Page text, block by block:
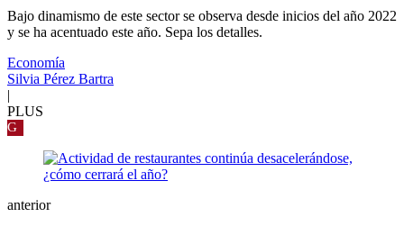
Bajo dinamismo de este sector se observa desde inicios del año 2022
y se ha acentuado este año. Sepa los detalles.
Economía
Silvia Pérez Bartra
|
PLUS
G
anterior